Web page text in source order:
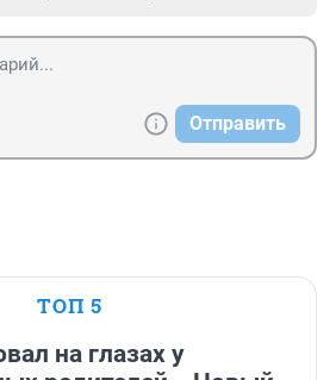
Отправить
ТОП 5
на глазах у